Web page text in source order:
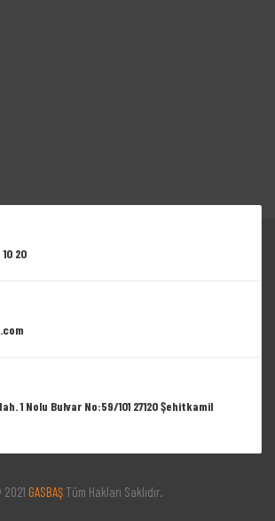
20
1 Nolu Bulvar No:59/101 27120 Şehitkamil
GASBAŞ Tüm Hakları Saklıdır.